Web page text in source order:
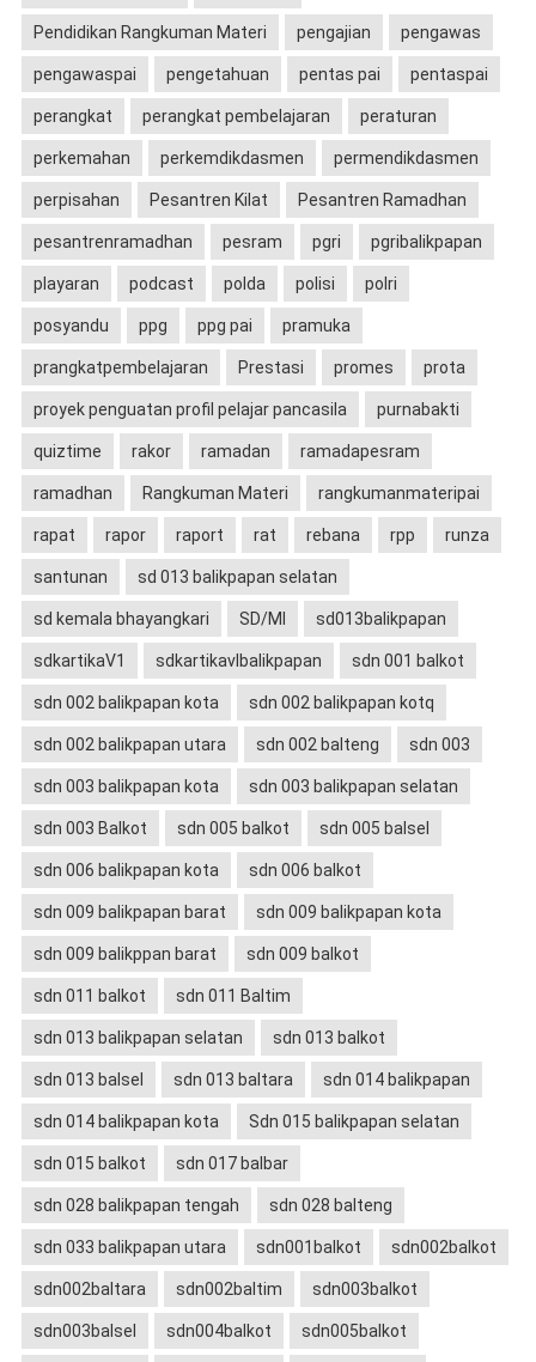
Pendidikan Rangkuman Materi pengajian pengawas
pengawaspai pengetahuan pentas pai pentaspai
perangkat perangkat pembelajaran peraturan
perkemahan perkemdikdasmen permendikdasmen
perpisahan Pesantren Kilat Pesantren Ramadhan
pesantrenramadhan pesram pgri pgribalikpapan
playaran podcast polda polisi polri
posyandu ppg ppg pai pramuka
prangkatpembelajaran Prestasi promes prota
proyek penguatan profil pelajar pancasila purnabakti
quiztime rakor ramadan ramadapesram
ramadhan Rangkuman Materi rangkumanmateripai
rapat rapor raport rat rebana rpp runza
santunan sd 013 balikpapan selatan
sd kemala bhayangkari SD/MI sd013balikpapan
sdkartikaV1 sdkartikavIbalikpapan sdn 001 balkot
sdn 002 balikpapan kota sdn 002 balikpapan kotq
sdn 002 balikpapan utara sdn 002 balteng sdn 003
sdn 003 balikpapan kota sdn 003 balikpapan selatan
sdn 003 Balkot sdn 005 balkot sdn 005 balsel
sdn 006 balikpapan kota sdn 006 balkot
sdn 009 balikpapan barat sdn 009 balikpapan kota
sdn 009 balikppan barat sdn 009 balkot
sdn 011 balkot sdn 011 Baltim
sdn 013 balikpapan selatan sdn 013 balkot
sdn 013 balsel sdn 013 baltara sdn 014 balikpapan
sdn 014 balikpapan kota Sdn 015 balikpapan selatan
sdn 015 balkot sdn 017 balbar
sdn 028 balikpapan tengah sdn 028 balteng
sdn 033 balikpapan utara sdn001balkot sdn002balkot
sdn002baltara sdn002baltim sdn003balkot
sdn003balsel sdn004balkot sdn005balkot